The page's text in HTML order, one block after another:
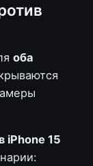
оба
iPhone 15